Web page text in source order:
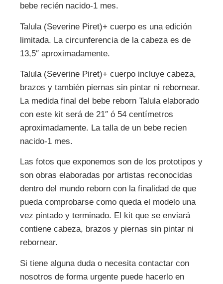
bebe recién nacido-1 mes.
Talula (Severine Piret)+ cuerpo es una edición
limitada. La circunferencia de la cabeza es de
13,5″ aproximadamente.
Talula (Severine Piret)+ cuerpo incluye cabeza,
brazos y también piernas sin pintar ni rebornear.
La medida final del bebe reborn Talula elaborado
con este kit será de 21″ ó 54 centímetros
aproximadamente. La talla de un bebe recien
nacido-1 mes.
Las fotos que exponemos son de los prototipos y
son obras elaboradas por artistas reconocidas
dentro del mundo reborn con la finalidad de que
pueda comprobarse como queda el modelo una
vez pintado y terminado. El kit que se enviará
contiene cabeza, brazos y piernas sin pintar ni
rebornear.
Si tiene alguna duda o necesita contactar con
nosotros de forma urgente puede hacerlo en